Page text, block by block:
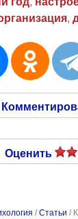
,
Оценить
/Статьи /